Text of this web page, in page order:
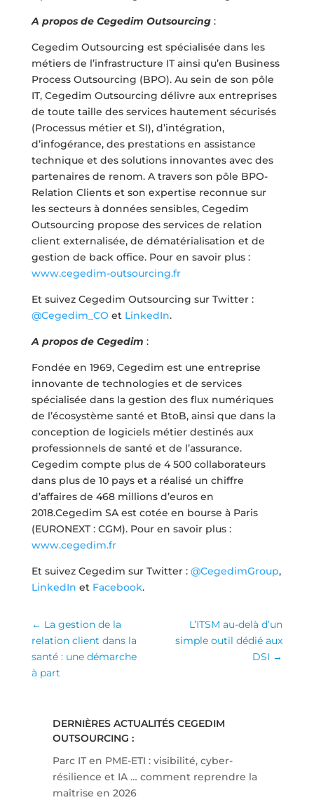
A propos de Cegedim Outsourcing:
Cegedim Outsourcing est spécialisée dans les
métiers de l’infrastructure IT ainsi qu’en Business
Process Outsourcing (BPO). Au sein de son pôle
IT, Cegedim Outsourcing délivre aux entreprises
de toute taille des services hautement sécurisés
(Processus métier et SI), d’intégration,
d’infogérance, des prestations en assistance
technique et des solutions innovantes avec des
partenaires de renom. A travers son pôle BPO-
Relation Clients et son expertise reconnue sur
les secteurs à données sensibles, Cegedim
Outsourcing propose des services de relation
client externalisée, de dématérialisation et de
gestion de back office. Pour en savoir plus :
www.cegedim-outsourcing.fr
Et suivez Cegedim Outsourcing sur Twitter :
@Cegedim_CO et LinkedIn.
A propos de Cegedim :
Fondée en 1969, Cegedim est une entreprise
innovante de technologies et de services
spécialisée dans la gestion des flux numériques
de l’écosystème santé et BtoB, ainsi que dans la
conception de logiciels métier destinés aux
professionnels de santé et de l’assurance.
Cegedim compte plus de 4 500 collaborateurs
dans plus de 10 pays et a réalisé un chiffre
d’affaires de 468 millions d’euros en
2018.Cegedim SA est cotée en bourse à Paris
(EURONEXT : CGM). Pour en savoir plus :
www.cegedim.fr
Et suivez Cegedim sur Twitter : @CegedimGroup,
LinkedIn et Facebook.
← La gestion de la
relation client dans la
santé : une démarche
à part
L’ITSM au-delà d’un
simple outil dédié aux
DSI →
DERNIÈRES ACTUALITÉS CEGEDIM
OUTSOURCING :
Parc IT en PME-ETI : visibilité, cyber-
résilience et IA … comment reprendre la
maîtrise en 2026